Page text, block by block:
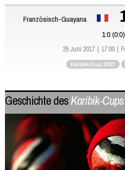
Französisch-Guayana
1:0 (0:0)
25 Juni 2017 17:00
Karibik-Cup 2017
Geschichte desKaribik-Cups